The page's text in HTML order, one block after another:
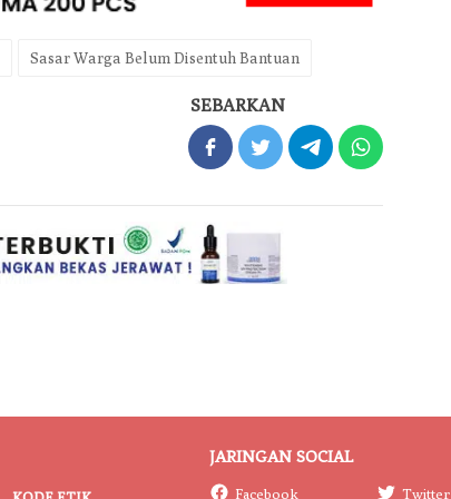
Sasar Warga Belum Disentuh Bantuan
SEBARKAN
JARINGAN SOCIAL
Facebook Twitter